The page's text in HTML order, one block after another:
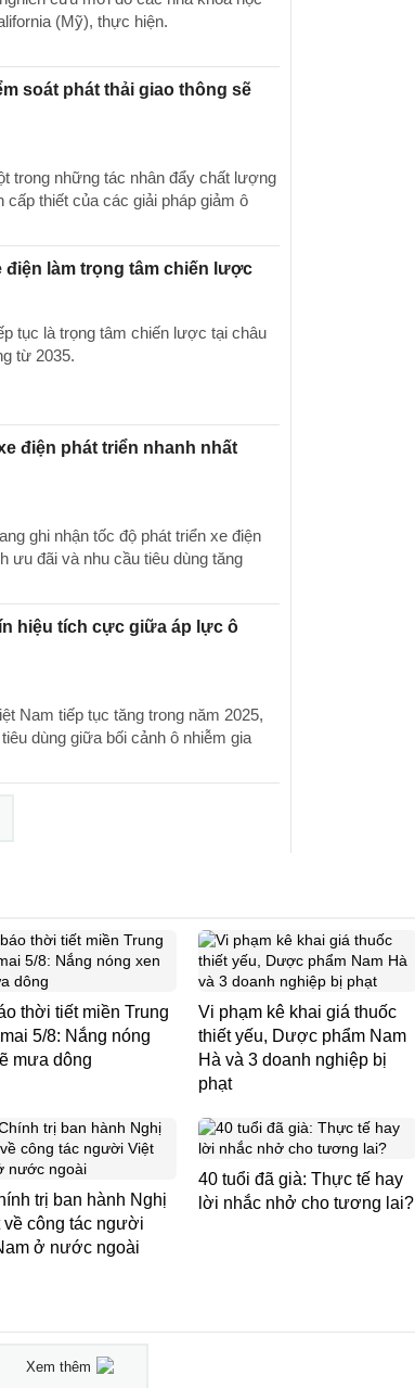
(Mỹ), thực hiện.
soát phát thải giao thông sẽ
trong những tác nhân đẩy chất lượng
thiết của các giải pháp giảm ô
điện làm trọng tâm chiến lược
tục là trọng tâm chiến lược tại châu
từ 2035.
điện phát triển nhanh nhất
ghi nhận tốc độ phát triển xe điện
ưu đãi và nhu cầu tiêu dùng tăng
hiệu tích cực giữa áp lực ô
Nam tiếp tục tăng trong năm 2025,
dùng giữa bối cảnh ô nhiễm gia
thời tiết miền Trung
5/8: Nắng nóng
mưa dông
Vi phạm kê khai giá thuốc
thiết yếu, Dược phẩm Nam
Hà và 3 doanh nghiệp bị
phạt
trị ban hành Nghị
về công tác người
ở nước ngoài
40 tuổi đã già: Thực tế hay
lời nhắc nhở cho tương lai?
Xem thêm